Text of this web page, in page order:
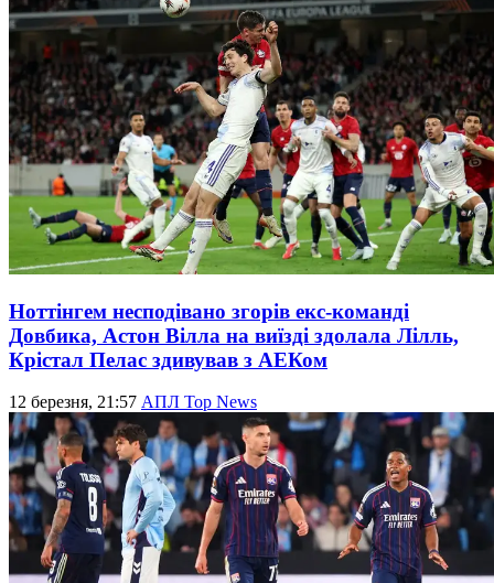
Ноттінгем несподівано згорів екс-команді
Довбика, Астон Вілла на виїзді здолала Лілль,
Крістал Пелас здивував з АЕКом
12 березня, 21:57 АПЛ Top News